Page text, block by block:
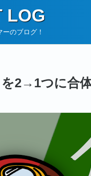
LOG
のブログ！
2→1つに合